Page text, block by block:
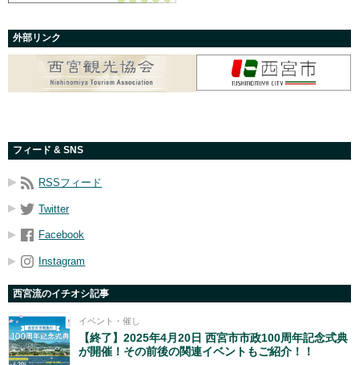
外部リンク
フィード & SNS
RSSフィード
Twitter
Facebook
Instagram
西宮流のイチオシ記事
イベント・催し
【終了】2025年4月20日 西宮市市政100周年記念式典
が開催！その前後の関連イベントもご紹介！！